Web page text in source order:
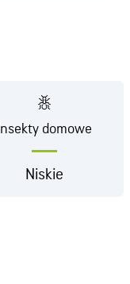
Insekty domowe
Niskie